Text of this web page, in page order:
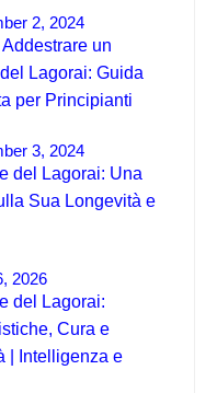
2, 2024
Addestrare un
Lagorai: Guida
per Principianti
3, 2024
del Lagorai: Una
Sua Longevità e
2026
del Lagorai:
Cura e
| Intelligenza e